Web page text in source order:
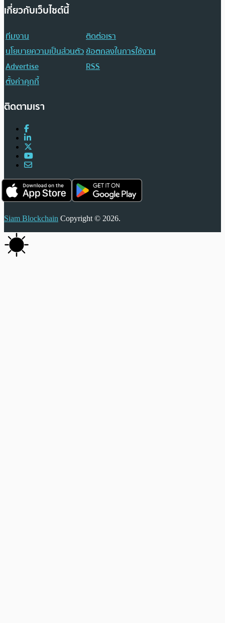
เกี่ยวกับเว็บไซต์นี้
ทีมงาน
ติดต่อเรา
นโยบายความเป็นส่วนตัวข้อตกลงในการใช้งาน
Advertise
RSS
ตั้งค่าคุกกี้
ติดตามเรา
Siam Blockchain Copyright © 2026.